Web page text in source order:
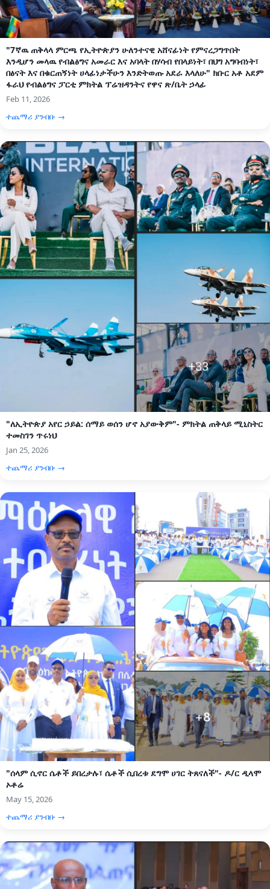
"7ኛዉ ጠቅላላ ምርጫ የኢትዮጵያን ሁለንተናዊ አሸናፊነት የምናረጋግጥበት
እንዲሆን መላዉ የብልፅግና አመራር እና አባላት በሃሳብ የበላይነት፣ በህግ አግባብነት፣
በፅናት እና በቁርጠኝነት ሀላፊነታችሁን እንድትወጡ አደራ እላለሁ" ክቡር አቶ አደም
ፋራህ የብልፅግና ፓርቲ ምክትል ፕሬዝዳንትና የዋና ጽ/ቤት ኃላፊ
Feb 11, 2026
ተጨማሪ ያንብቡ →
"ለኢትዮጵያ አየር ኃይል: ሰማይ ወሰን ሆኖ አያውቅም"- ምክትል ጠቅላይ ሚኒስትር
ተመስገን ጥሩነህ
Jan 25, 2026
ተጨማሪ ያንብቡ →
"ሰላም ሲኖር ሴቶች ይበረታሉ፣ ሴቶች ሲበረቱ ደግሞ ሀገር ትጸናለች"- ዶ/ር ዲላሞ
ኦቶሬ
May 15, 2026
ተጨማሪ ያንብቡ →